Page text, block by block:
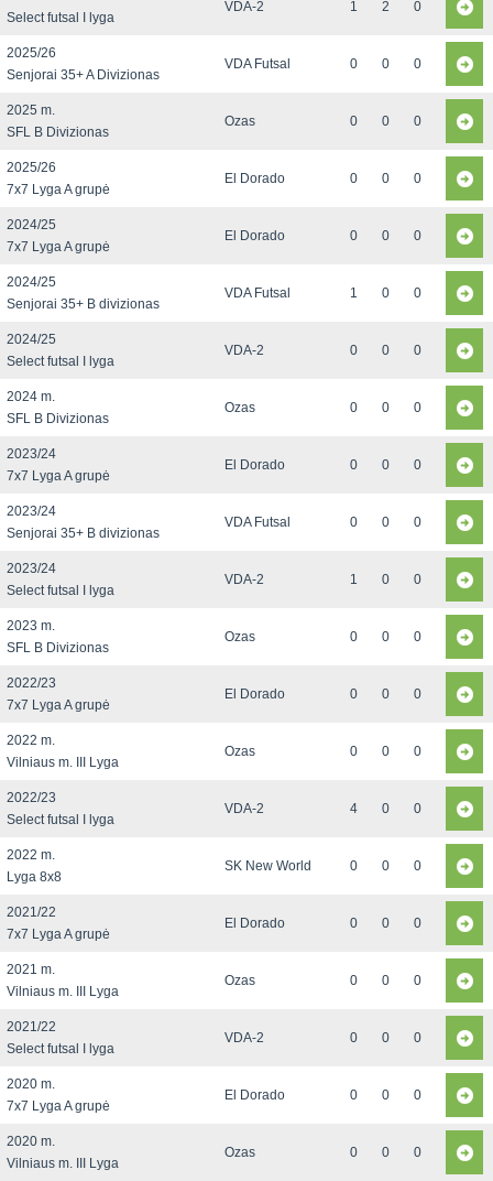
Select futsal I lyga
VDA-2 1 2 0
2025/26
Senjorai 35+ A Divizionas
VDA Futsal 0 0 0
2025 m.
SFL B Divizionas
Ozas 0 0 0
2025/26
7x7 Lyga A grupė
El Dorado 0 0 0
2024/25
7x7 Lyga A grupė
El Dorado 0 0 0
2024/25
Senjorai 35+ B divizionas
VDA Futsal 1 0 0
2024/25
Select futsal I lyga
VDA-2 0 0 0
2024 m.
SFL B Divizionas
Ozas 0 0 0
2023/24
7x7 Lyga A grupė
El Dorado 0 0 0
2023/24
Senjorai 35+ B divizionas
VDA Futsal 0 0 0
2023/24
Select futsal I lyga
VDA-2 1 0 0
2023 m.
SFL B Divizionas
Ozas 0 0 0
2022/23
7x7 Lyga A grupė
El Dorado 0 0 0
2022 m.
Vilniaus m. III Lyga
Ozas 0 0 0
2022/23
Select futsal I lyga
VDA-2 4 0 0
2022 m.
Lyga 8x8
SK New World 0 0 0
2021/22
7x7 Lyga A grupė
El Dorado 0 0 0
2021 m.
Vilniaus m. III Lyga
Ozas 0 0 0
2021/22
Select futsal I lyga
VDA-2 0 0 0
2020 m.
7x7 Lyga A grupė
El Dorado 0 0 0
2020 m.
Vilniaus m. III Lyga
Ozas 0 0 0